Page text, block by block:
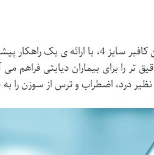
سر سوزن قلم انسولین کافبر سایز 4،
تر را برای بیماران دیابتی
درد، اضطراب و ترس از سوزن را